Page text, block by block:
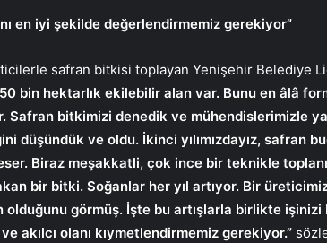
en iyi şekilde değerlendirmemiz gerekiyor”
safran bitkisi toplayan Yenişehir Belediye
bin hektarlık ekilebilir alan var. Bunu en âlâ
Safran bitkimizi denedik ve mühendislerimizle
düşündük ve oldu. İkinci yılımızdayız, safran
Biraz meşakkatli, çok ince bir teknikle
bir bitki. Soğanlar her yıl artıyor. Bir
görmüş. İşte bu artışlarla birlikte
akılcı olanı kıymetlendirmemiz gerekiyor.”